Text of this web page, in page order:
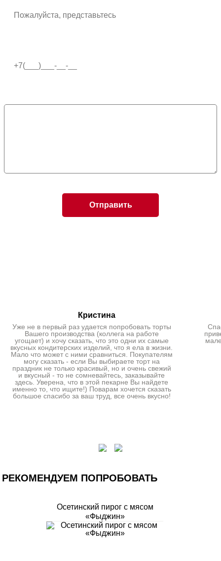
Кристина
Уже не в первый раз удается попробовать торты
Вашего производства (коллега на работе
угощает) и хочу сказать, что это одни их самые
вкусных кондитерских изделий, что я ела в жизни.
Мало что может с ними сравниться. Покупателям
могу сказать - если Вы выбираете торт на
праздник не только красивый, но и очень свежий
и вкусный - то не сомневайтесь, заказывайте
здесь. Уверена, что в этой пекарне Вы найдете
именно то, что ищите!) Поварам хочется сказать
большое спасибо за ваш труд, все очень вкусно!
РЕКОМЕНДУЕМ ПОПРОБОВАТЬ
Осетинский пирог с мясом
«Фыджин»